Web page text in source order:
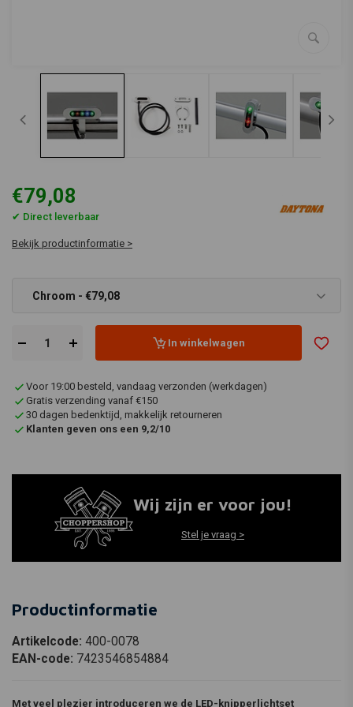
€79,08
✔ Direct leverbaar
Bekijk productinformatie >
Chroom - €79,08
In winkelwagen
Voor 19:00 besteld, vandaag verzonden (werkdagen)
Gratis verzending vanaf €150
30 dagen bedenktijd, makkelijk retourneren
Klanten geven ons een 9,2/10
Wij zijn er voor jou!
Stel je vraag >
Productinformatie
Artikelcode: 400-0078
EAN-code: 7423546854884
Met veel plezier introduceren we de LED-knipperlichtset